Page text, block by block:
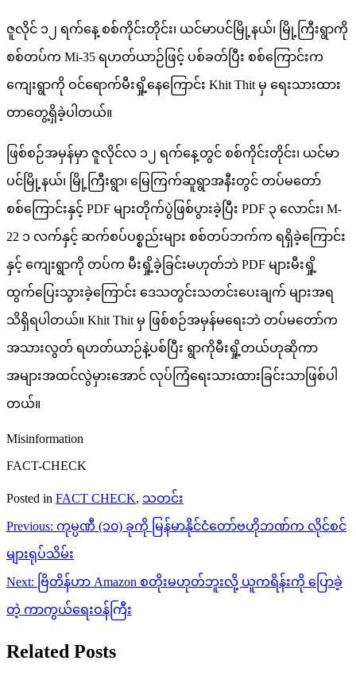
ဇူလိုင် ၁၂ ရက်နေ့ စစ်ကိုင်းတိုင်း၊ ယင်မာပင်မြို့နယ်၊ မြို့ကြီးရွာကို
စစ်တပ်က Mi-35 ရဟတ်ယာဉ်ဖြင့် ပစ်ခတ်ပြီး စစ်ကြောင်းက
ကျေးရွာကို ဝင်ရောက်မီးရှို့နေကြောင်း Khit Thit မှ ရေးသားထား
တာတွေ့ရှိခဲ့ပါတယ်။
ဖြစ်စဉ်အမှန်မှာ ဇူလိုင်လ ၁၂ ရက်နေ့တွင် စစ်ကိုင်းတိုင်း၊ ယင်မာ
ပင်မြို့နယ်၊ မြို့ကြီးရွာ၊ မြေကြက်ဆူရွာအနီးတွင် တပ်မတော်
စစ်ကြောင်းနှင့် PDF များတိုက်ပွဲဖြစ်ပွားခဲ့ပြီး PDF ၃ လောင်း၊ M-
22 ၁ လက်နှင့် ဆက်စပ်ပစ္စည်းများ စစ်တပ်ဘက်က ရရှိခဲ့ကြောင်း
နှင့် ကျေးရွာကို တပ်က မီးရှို့ခဲ့ခြင်းမဟုတ်ဘဲ PDF များမီးရှို့
ထွက်ပြေးသွားခဲ့ကြောင်း ဒေသတွင်းသတင်းပေးချက် များအရ
သိရှိရပါတယ်။ Khit Thit မှ ဖြစ်စဉ်အမှန်မရေးဘဲ တပ်မတော်က
အသားလွတ် ရဟတ်ယာဉ်နဲ့ပစ်ပြီး ရွာကိုမီးရှို့တယ်ဟုဆိုကာ
အများအထင်လွဲမှားအောင် လုပ်ကြံရေးသားထားခြင်းသာဖြစ်ပါ
တယ်။
Misinformation
FACT-CHECK
Posted in FACT CHECK, သတင်း
Post
navigation
Previous: ကုမ္ပဏီ (၁၀) ခုကို မြန်မာနိုင်ငံတော်ဗဟိုဘဏ်က လိုင်စင်
များရုပ်သိမ်း
Next: ဗြိတိန်ဟာ Amazon စတိုးမဟုတ်ဘူးလို့ ယူကရိန်းကို ပြောခဲ့
တဲ့ ကာကွယ်ရေးဝန်ကြီး
Related Posts